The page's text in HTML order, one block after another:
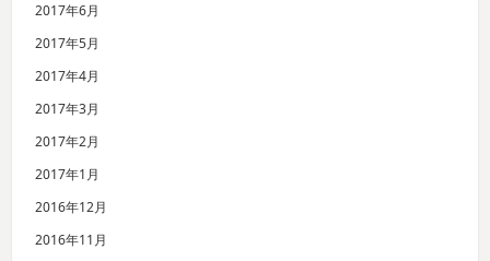
2017年6月
2017年5月
2017年4月
2017年3月
2017年2月
2017年1月
2016年12月
2016年11月